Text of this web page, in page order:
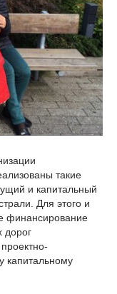
такие
и капитальный
Для этого и
финансирование
дорог
капитальному